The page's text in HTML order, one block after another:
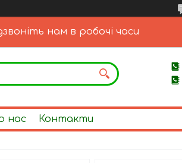
нам в робочі часи
нас Контакти